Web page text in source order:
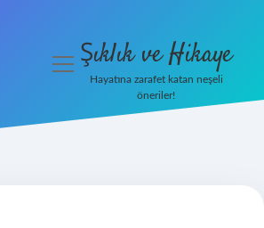
menüyüŞıklık ve Hikaye
Hayatına zarafet katan neşeli
öneriler!